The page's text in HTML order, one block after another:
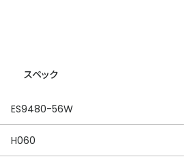
スペック
ES9480-56W
H060